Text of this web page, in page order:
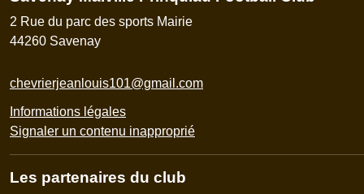
2 Rue du parc des sports Mairie
44260 Savenay
chevrierjeanlouis101@gmail.com
Informations légales
Signaler un contenu inapproprié
Les partenaires du club